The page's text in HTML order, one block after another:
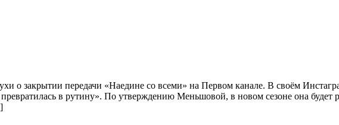
о закрытии передачи «Наедине со всеми» на Первом канале. В своём
превратилась в рутину». По утверждению Меньшовой, в новом сезоне она